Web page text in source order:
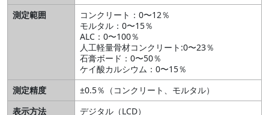
測定範囲
コンクリート：0〜12％
モルタル：0〜15％
ALC：0〜100％
人工軽量骨材コンクリート:0〜23％
石膏ボード：0〜50％
ケイ酸カルシウム：0〜15％
測定精度
±0.5％（コンクリート、モルタル）
表示方法
デジタル（LCD）